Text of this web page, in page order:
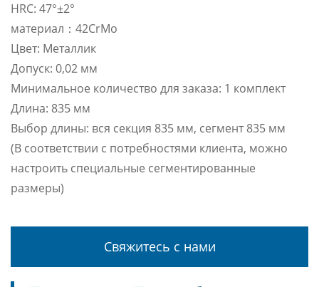
HRC: 47°±2°
материал：42CrMo
Цвет: Металлик
Допуск: 0,02 мм
Минимальное количество для заказа: 1 комплект
Длина: 835 мм
Выбор длины: вся секция 835 мм, сегмент 835 мм
(В соответствии с потребностями клиента, можно
настроить специальные сегментированные
размеры)
Свяжитесь с нами